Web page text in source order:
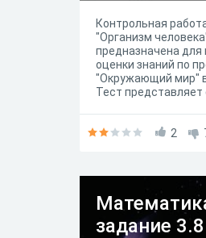
Контрольная
"Организм
предназначена для
оценки знаний по
"Окружающий мир" в
Тест представляет
одного
соотношение)
2
задание 3.8